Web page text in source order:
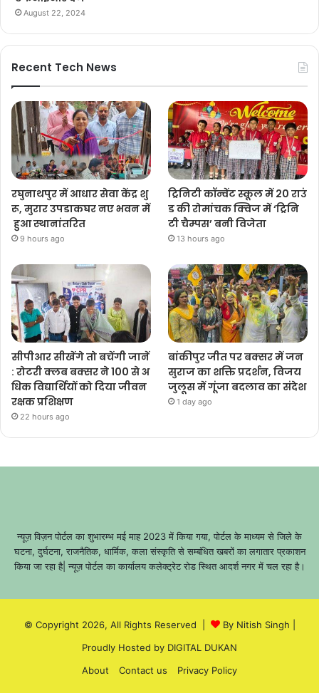
August 22, 2024
Recent Tech News
रघुनाथपुर में आधार सेवा केंद्र शु
रू, मुरार उपडाकघर नए भवन में
हुआ स्थानांतरित
9 hours ago
ट्रिनिटी कॉन्वेंट स्कूल में 20 राउं
ड की रोमांचक क्विज में ‘ट्रिनि
टी चैम्पस’ बनी विजेता
13 hours ago
सीपीआर सीखेंगे तो बचेंगी जानें
: रोटरी क्लब बक्सर ने 100 से अ
धिक विद्यार्थियों को दिया जीवन
रक्षक प्रशिक्षण
22 hours ago
बांकीपुर जीत पर बक्सर में जन
सुराज का शक्ति प्रदर्शन, विजय
जुलूस में गूंजा बदलाव का संदेश
1 day ago
न्यूज़ विज़न पोर्टल का शुभारम्भ मई माह 2023 में किया गया, पोर्टल के माध्यम से जिले के
घटना, दुर्घटना, राजनैतिक, धार्मिक, कला संस्कृति से सम्बंधित खबरों का लगातार प्रकाशन
किया जा रहा है| न्यूज़ पोर्टल का कार्यालय कलेक्ट्रेट रोड स्थित आदर्श नगर में चल रहा है।
© Copyright 2026, All Rights Reserved | By Nitish Singh
Proudly Hosted by DIGITAL DUKAN
About
Contact us Privacy Policy